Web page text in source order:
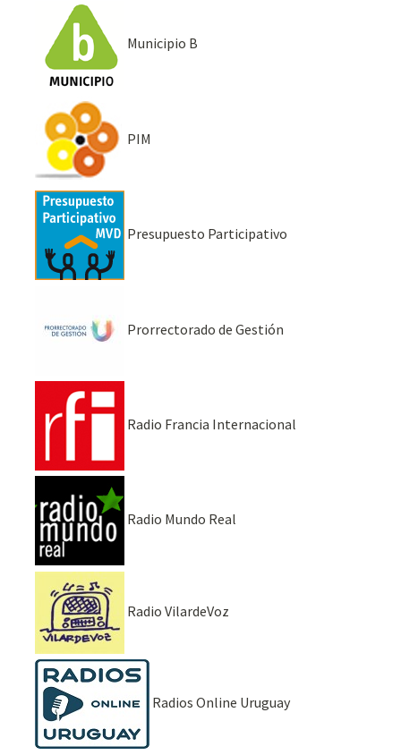
Municipio B
PIM
Presupuesto Participativo
Prorrectorado de Gestión
Radio Francia Internacional
Radio Mundo Real
Radio VilardeVoz
Radios Online Uruguay